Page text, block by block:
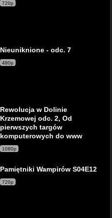
720p
Nieuniknione - odc. 7
480p
Rewolucja w Dolinie
Krzemowej odc. 2, Od
pierwszych targów
komputerowych do www
1080p
Pamiętniki Wampirów S04E12
720p